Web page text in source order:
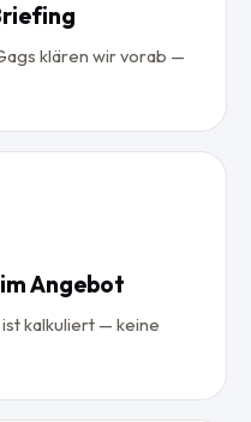
klären wir vorab —
Angebot
kalkuliert — keine